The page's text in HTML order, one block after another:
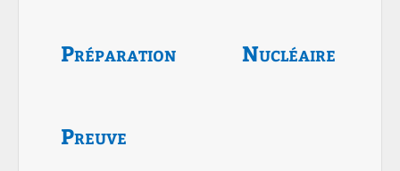
Préparation Nucléaire
Preuve